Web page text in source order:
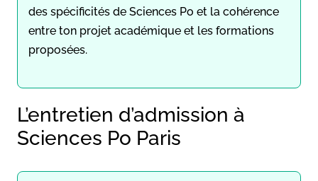
des spécificités de Sciences Po et la cohérence
entre ton projet académique et les formations
proposées.
L’entretien d’admission à
Sciences Po Paris